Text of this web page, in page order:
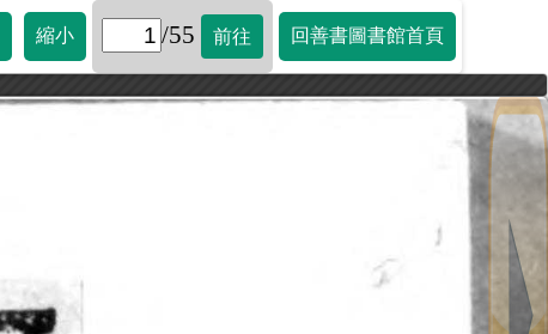
縮小 /55 前往 回善書圖書館首頁